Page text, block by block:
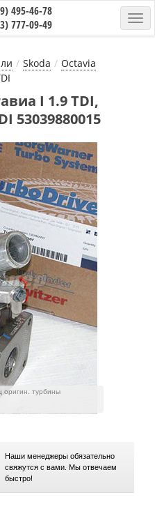
495-46-78
777-09-49
Skoda
Octavia
I 1.9 TDI,
53039880015
оригин. турбины
Наши менеджеры обязательно
свяжутся с вами. Мы отвечаем
быстро!